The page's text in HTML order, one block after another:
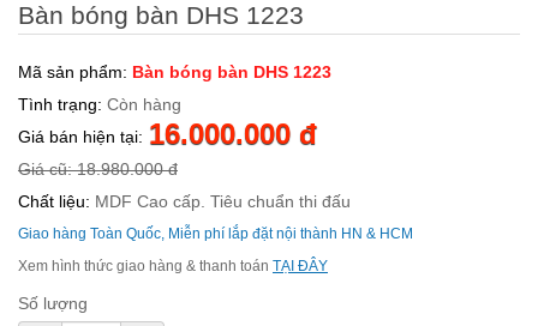
Bàn bóng bàn DHS 1223
Mã sản phẩm: Bàn bóng bàn DHS 1223
Tình trạng: Còn hàng
Giá bán hiện tại: 16.000.000 đ
Giá cũ: 18.980.000 đ
Chất liệu: MDF Cao cấp. Tiêu chuẩn thi đấu
Giao hàng Toàn Quốc, Miễn phí lắp đặt nội thành HN & HCM
Xem hình thức giao hàng & thanh toán TẠI ĐÂY
Số lượng